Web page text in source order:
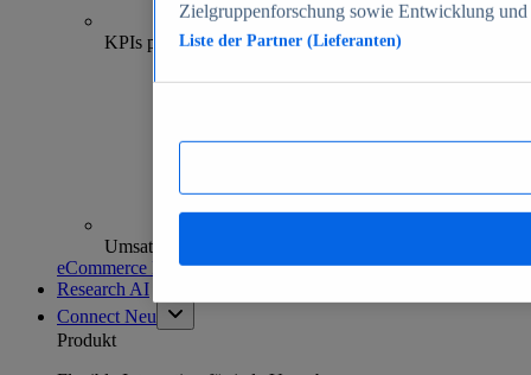
70+
KPIs pro Shop
Umsatzanalysen und -prognosen
eCommerce Insights entdecken
Research AI
Connect Neu
Produkt
Zielgruppenforschung sowie Entwicklung
Liste der Partner (Lieferanten)